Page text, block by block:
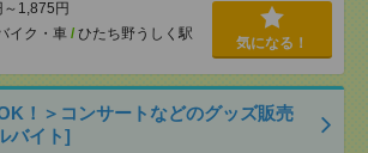
1,875円
イク・車 / ひたち野うしく駅
気になる！
！＞コンサートなどのグッズ販売
バイト]